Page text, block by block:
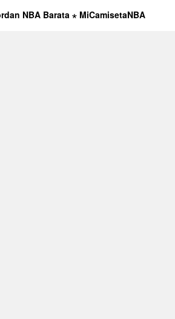
NBA Barata ⋆ MiCamisetaNBA